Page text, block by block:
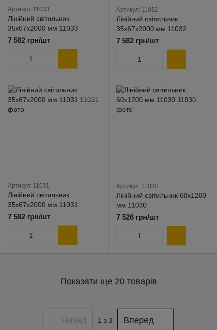
Артикул: 11033
Лінійний світильник
35х67х2000 мм 11033
7 582 грн/шт
Артикул: 11032
Лінійний світильник
35х67х2000 мм 11032
7 582 грн/шт
Артикул: 11031
Лінійний світильник
35х67х2000 мм 11031
7 582 грн/шт
Артикул: 11030
Лінійний світильник 60х1200
мм 11030
7 526 грн/шт
Показати ще 20 товарів
Назад 1 з 3 Вперед